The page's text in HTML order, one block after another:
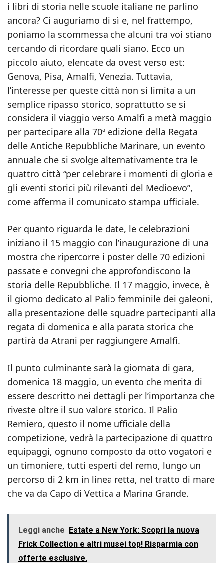
i libri di storia nelle scuole italiane ne parlino
ancora? Ci auguriamo di sì e, nel frattempo,
poniamo la scommessa che alcuni tra voi stiano
cercando di ricordare quali siano. Ecco un
piccolo aiuto, elencate da ovest verso est:
Genova, Pisa, Amalfi, Venezia. Tuttavia,
l’interesse per queste città non si limita a un
semplice ripasso storico, soprattutto se si
considera il viaggio verso Amalfi a metà maggio
per partecipare alla 70ª edizione della Regata
delle Antiche Repubbliche Marinare, un evento
annuale che si svolge alternativamente tra le
quattro città “per celebrare i momenti di gloria e
gli eventi storici più rilevanti del Medioevo”,
come afferma il comunicato stampa ufficiale.
Per quanto riguarda le date, le celebrazioni
iniziano il 15 maggio con l’inaugurazione di una
mostra che ripercorre i poster delle 70 edizioni
passate e convegni che approfondiscono la
storia delle Repubbliche. Il 17 maggio, invece, è
il giorno dedicato al Palio femminile dei galeoni,
alla presentazione delle squadre partecipanti alla
regata di domenica e alla parata storica che
partirà da Atrani per raggiungere Amalfi.
Il punto culminante sarà la giornata di gara,
domenica 18 maggio, un evento che merita di
essere descritto nei dettagli per l’importanza che
riveste oltre il suo valore storico. Il Palio
Remiero, questo il nome ufficiale della
competizione, vedrà la partecipazione di quattro
equipaggi, ognuno composto da otto vogatori e
un timoniere, tutti esperti del remo, lungo un
percorso di 2 km in linea retta, nel tratto di mare
che va da Capo di Vettica a Marina Grande.
Leggi anche Estate a New York: Scopri la nuova
Frick Collection e altri musei top! Risparmia con
offerte esclusive.